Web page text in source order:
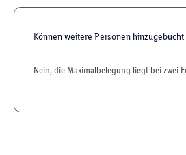
Können weitere Personen
Nein, die Maximalbelegung liegt bei zwei